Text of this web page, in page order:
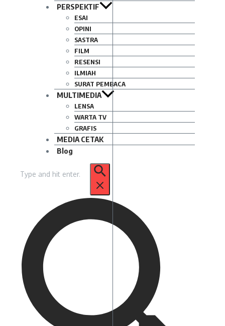
PERSPEKTIF
ESAI
OPINI
SASTRA
FILM
RESENSI
ILMIAH
SURAT PEMBACA
MULTIMEDIA
LENSA
WARTA TV
GRAFIS
MEDIA CETAK
Blog
untuk: